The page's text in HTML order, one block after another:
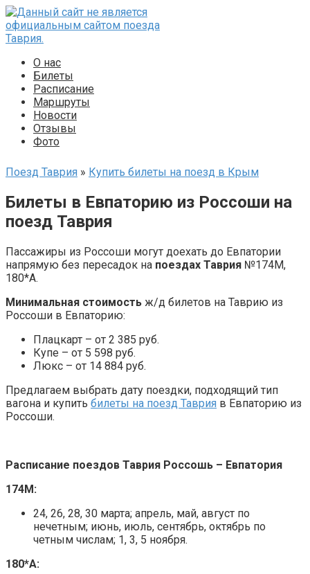
Перейти
к
контенту
О нас
Билеты
Расписание
Маршруты
Новости
Отзывы
Фото
Поезд Таврия » Купить билеты на поезд в Крым
Билеты в Евпаторию из Россоши на
поезд Таврия
Пассажиры из Россоши могут доехать до Евпатории
напрямую без пересадок на поездах Таврия №174М,
180*А.
Минимальная стоимость ж/д билетов на Таврию из
Россоши в Евпаторию:
Плацкарт – от 2 385 руб.
Купе – от 5 598 руб.
Люкс – от 14 884 руб.
Предлагаем выбрать дату поездки, подходящий тип
вагона и купить билеты на поезд Таврия в Евпаторию из
Россоши.
Расписание поездов Таврия Россошь – Евпатория
174М:
24, 26, 28, 30 марта; апрель, май, август по
нечетным; июнь, июль, сентябрь, октябрь по
четным числам; 1, 3, 5 ноября.
180*А: